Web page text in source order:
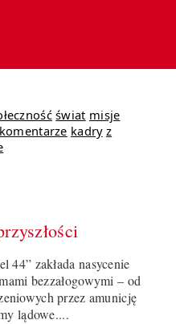
świat misje
komentarze kadry z
44” zakłada nasycenie
bezzałogowymi – od
przez amunicję
lądowe....